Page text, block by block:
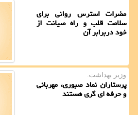
مضرات استرس روانی برای
سلامت قلب و راه صیانت از
خود دربرابر آن
وزیر بهداشت:
پرستاران نماد صبوری، مهربانی
و حرفه ای گری هستند